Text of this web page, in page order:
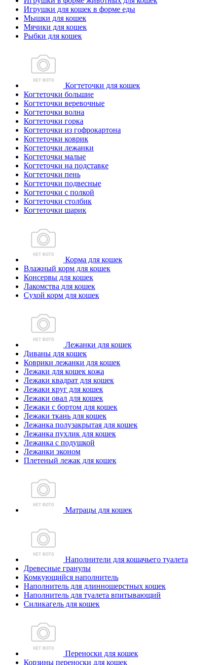
Игрушки для кошек в форме еды
Мышки для кошек
Мячики для кошек
Рыбки для кошек
Когтеточки для кошек
Когтеточки большие
Когтеточки веревочные
Когтеточки волна
Когтеточки горка
Когтеточки из гофрокартона
Когтеточки коврик
Когтеточки лежанки
Когтеточки малые
Когтеточки на подставке
Когтеточки пень
Когтеточки подвесные
Когтеточки с полкой
Когтеточки столбик
Когтеточки шарик
Корма для кошек
Влажный корм для кошек
Консервы для кошек
Лакомства для кошек
Сухой корм для кошек
Лежанки для кошек
Диваны для кошек
Коврики лежанки для кошек
Лежаки для кошек кожа
Лежаки квадрат для кошек
Лежаки круг для кошек
Лежаки овал для кошек
Лежаки с бортом для кошек
Лежаки ткань для кошек
Лежанка полузакрытая для кошек
Лежанка пухлик для кошек
Лежанка с подушкой
Лежанки эконом
Плетеный лежак для кошек
Матрацы для кошек
Наполнители для кошачьего туалета
Древесные гранулы
Комкующийся наполнитель
Наполнитель для длинношерстных кошек
Наполнитель для туалета впитывающий
Силикагель для кошек
Переноски для кошек
Корзины переноски для кошек